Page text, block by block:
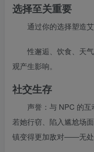
选择至关重要
通过你的选择塑造
性邂逅、饮食、天
观产生影响。
社交生存
声誉：与 NPC 的互
若她行窃、陷入尴尬场
镇变得更加敌对——无处